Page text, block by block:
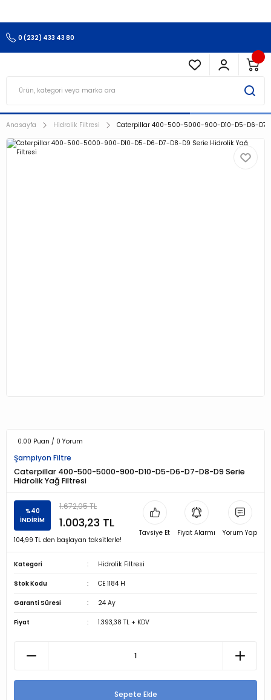
0 (232) 433 43 80
Anasayfa Hidrolik Filtresi Caterpillar 400-500-5000-900-D10-D5-D6-D7-
0.00 Puan / 0 Yorum
Şampiyon Filtre
Caterpillar 400-500-5000-900-D10-D5-D6-D7-D8-D9 Serie
Hidrolik Yağ Filtresi
%40
İNDİRİM
1.672,05 TL
1.003,23 TL
104,99 TL den başlayan taksitlerle!
Tavsiye Et Fiyat Alarmı Yorum Yap
Kategori Hidrolik Filtresi
Stok Kodu CE 1184 H
Garanti Süresi 24 Ay
Fiyat 1.393,38 TL + KDV
Sepete Ekle